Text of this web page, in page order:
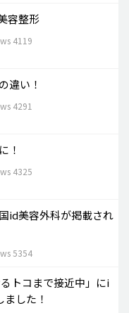
容整形
4119
違い！
4291
！
4325
id美容外科が掲載され
5354
トコまで接近中」にi
した！